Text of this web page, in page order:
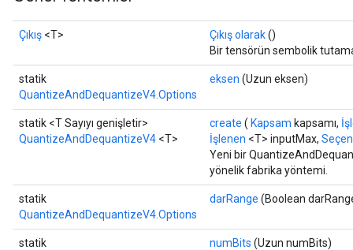
Çıkış <T> Çıkış olarak()
Bir tensörün sembolik
statik
QuantizeAndDequantizeV4.Options
eksen (Uzun eksen)
statik <T Sayıyı genişletir>
QuantizeAndDequantizeV4 <T>
create ( Kapsam kapsamı,
İşlenen <T> inputMax,
Yeni bir
yönelik fabrika yöntemi.
statik
QuantizeAndDequantizeV4.Options
darRange (Boolean
statik
numBits (Uzun numBits)